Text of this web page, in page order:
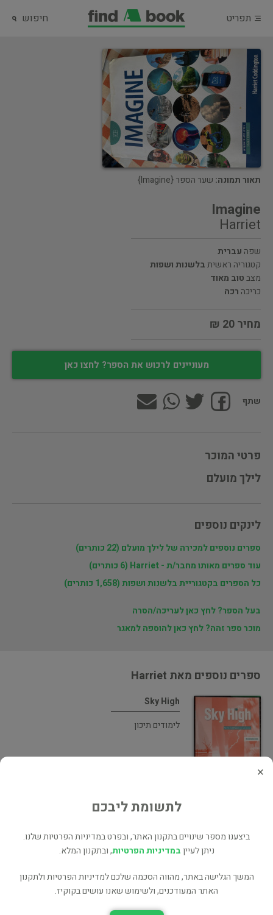
תפריט חיפוש
תאור תמונה: שער הספר {Imagine}
Imagine
Harriet
שפה עברית
קטגוריה ראשיתבלשנות ושפות
מצבטוב מאוד
כריכה רכה
מחיר 20 ₪
מעוניינים לרכוש את הספר? לחצו כאן
שתף
פרטי המוכר
לילך מועלם
לינקים נוספים
ספרים נוספים למכירה של לילך מועלם (22 כותרים)
עוד ספרים מאותו מחבר/ת - Harriet (6 כותרים)
כל הספרים בקטגוריית בלשנות ושפות (1,658 כותרים)
בעל הספר? לחץ כאן לעריכה/הסרה
מוכר ספר זהה? לחץ כאן להוספה למאגר
ספרים נוספים מאת Harriet
Sky High
לימודים תיכון
Between Heaven and Earth: A Guide to
פסיכולוגיה
×
לתשומת ליבכם
ביצענו מספר שינויים בתקנון האתר, ובפרט במדיניות הפרטיות שלנו.
ניתן לעייןבמדיניות הפרטיות, ובתקנון המלא.
המשך הגלישה באתר, מהווה הסכמה שלכם למדיניות הפרטיות ולתקנון
האתר המעודכנים, ולשימוש שאנו עושים בקוקיז.